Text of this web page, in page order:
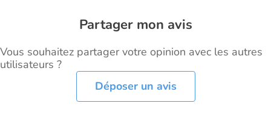
Partager mon avis
Vous souhaitez partager votre opinion avec les autres
utilisateurs ?
Déposer un avis